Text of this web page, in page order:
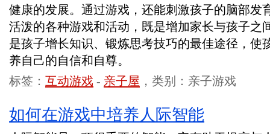
健康的发展。通过游戏，还能刺激孩子的脑部发
活泼的各种游戏和活动，既是增加家长与孩子之
是孩子增长知识、锻炼思考技巧的最佳途径，使
养自己的自信和自尊。
标签： 互动游戏 - 亲子屋 ，类别：亲子游戏
如何在游戏中培养人际智能